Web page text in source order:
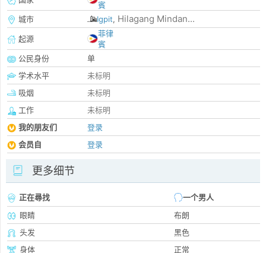
賓
城市
Igpit, Hilagang Mindan...
起源
菲律
賓
公民身份
单
学术水平
未标明
吸烟
未标明
工作
未标明
我的朋友们
登录
会员自
登录
更多细节
正在尋找
一个男人
眼睛
布朗
头发
黑色
身体
正常